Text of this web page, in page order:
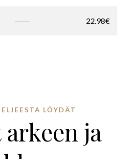
22.98€
LÖYDÄT
ja